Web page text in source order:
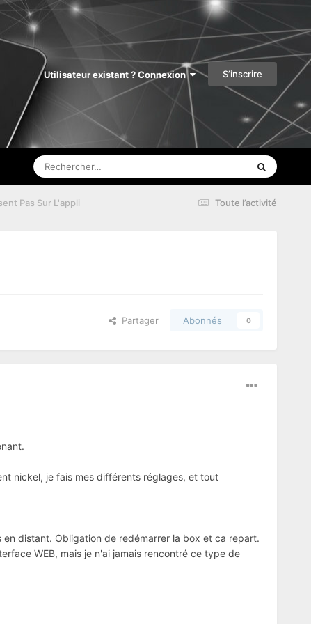
Utilisateur existant ? Connexion S’inscrire
Toute l’activité
Pas Sur L'appli
Partager Abonnés 0
nickel, je fais mes différents réglages, et tout
distant. Obligation de redémarrer la box et ca repart.
WEB, mais je n'ai jamais rencontré ce type de